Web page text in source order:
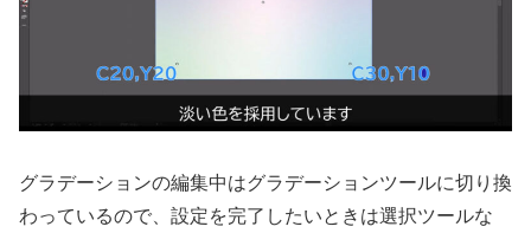
グラデーションの編集中はグラデーションツールに切り換
わっているので、設定を完了したいときは選択ツールな